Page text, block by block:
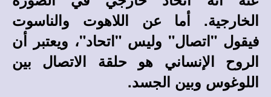
الخارجية. أما عن اللاهوت والناسوت
فيقول "اتصال" وليس "اتحاد"، ويعتبر أن
الروح الإنساني هو حلقة الاتصال بين
اللوغوس وبين الجسد.